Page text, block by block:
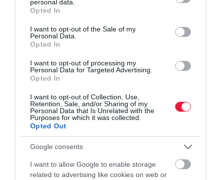
grant or deny consent to Google and its third-party tags to
use your data for below specified purposes in below Google
consent section.
personal data.
Opted In
I want to opt-out of the Sale of my
Personal Data.
Opted In
I want to opt-out of processing my
Personal Data for Targeted Advertising.
Opted In
I want to opt-out of Collection, Use,
Retention, Sale, and/or Sharing of my
Personal Data that Is Unrelated with the
Purposes for which it was collected.
Opted Out
Google consents
I want to allow Google to enable storage
related to advertising like cookies on web or